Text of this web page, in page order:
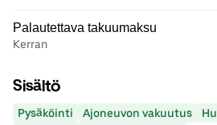
Palautettava takuumaksu
Kerran
Sisältö
Pysäköinti Ajoneuvon vakuutus